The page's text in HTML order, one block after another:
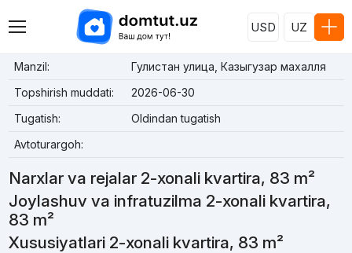
USD UZ
Manzil:
Гулистан улица, Казыгузар махалля
Topshirish muddati:
2026-06-30
Tugatish:
Oldindan tugatish
Avtoturargoh:
Narxlar va rejalar 2-xonali kvartira, 83 m²
Joylashuv va infratuzilma 2-xonali kvartira,
83 m²
Xususiyatlari 2-xonali kvartira, 83 m²